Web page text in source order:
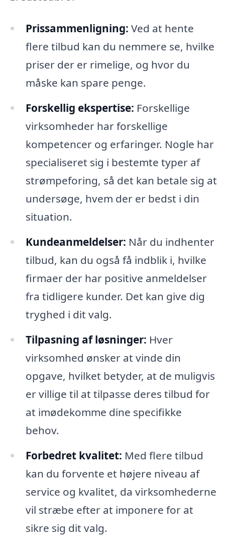
Prissammenligning: Ved at hente
flere tilbud kan du nemmere se, hvilke
priser der er rimelige, og hvor du
måske kan spare penge.
Forskellig ekspertise: Forskellige
virksomheder har forskellige
kompetencer og erfaringer. Nogle har
specialiseret sig i bestemte typer af
strømpeforing, så det kan betale sig at
undersøge, hvem der er bedst i din
situation.
Kundeanmeldelser: Når du indhenter
tilbud, kan du også få indblik i, hvilke
firmaer der har positive anmeldelser
fra tidligere kunder. Det kan give dig
tryghed i dit valg.
Tilpasning af løsninger: Hver
virksomhed ønsker at vinde din
opgave, hvilket betyder, at de muligvis
er villige til at tilpasse deres tilbud for
at imødekomme dine specifikke
behov.
Forbedret kvalitet: Med flere tilbud
kan du forvente et højere niveau af
service og kvalitet, da virksomhederne
vil stræbe efter at imponere for at
sikre sig dit valg.